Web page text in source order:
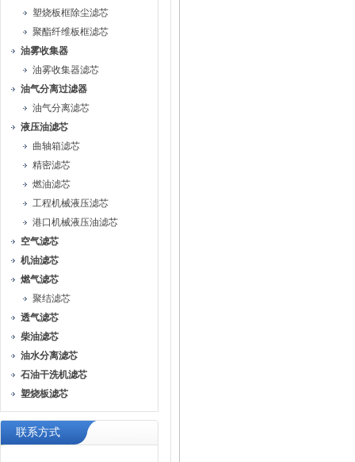
塑烧板框除尘滤芯
聚酯纤维板框滤芯
油雾收集器
油雾收集器滤芯
油气分离过滤器
油气分离滤芯
液压油滤芯
曲轴箱滤芯
精密滤芯
燃油滤芯
工程机械液压滤芯
港口机械液压油滤芯
空气滤芯
机油滤芯
燃气滤芯
聚结滤芯
透气滤芯
柴油滤芯
油水分离滤芯
石油干洗机滤芯
塑烧板滤芯
联系方式